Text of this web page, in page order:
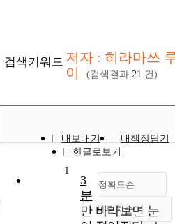
검색키워드 저자 : 히라마쓰
이
(검색결과 21 건)
내보내기
내책장담기
한글로보기
정확도순
정확도
내림차순
1
3
분
만 바라보면 눈